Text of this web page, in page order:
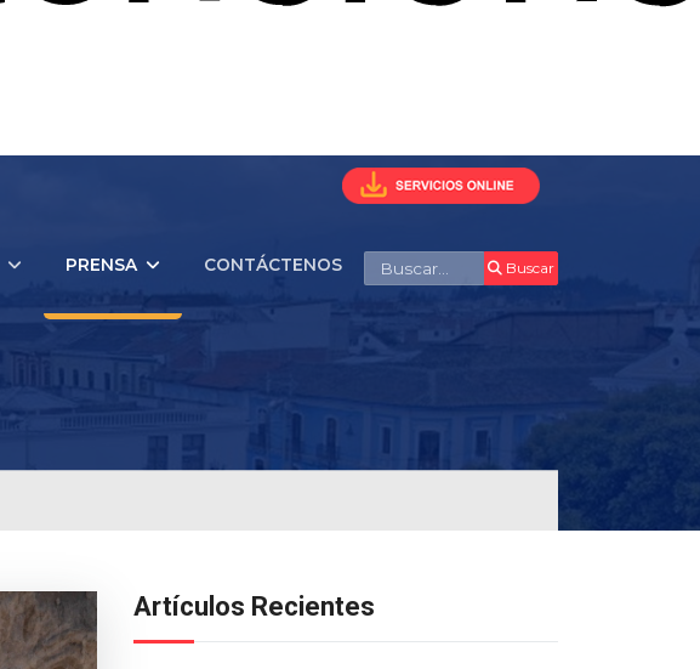
PRENSA CONTÁCTENOS Buscar Buscar
Artículos Recientes